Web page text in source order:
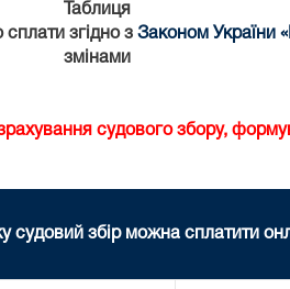
Таблиця
згідно з Законом України
змінами
судового збору,
судовий збір можна сплатити